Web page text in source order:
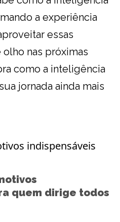
a experiência
essas
nas próximas
como a inteligência
jornada ainda mais
quem dirige todos